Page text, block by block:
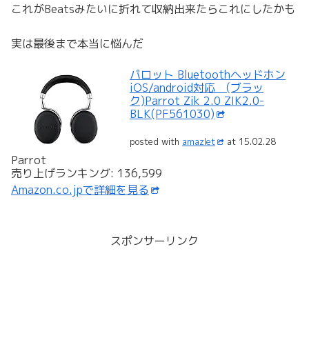
これがBeatsみたいに折れて収納出来たらこれにしたかも
実は最後まで本当に悩んだ
パロット Bluetoothヘッドホン
iOS/android対応 (ブラッ
ク)Parrot Zik 2.0 ZIK2.0-
BLK(PF561030)
posted with amazlet at 15.02.28
Parrot
売り上げランキング: 136,599
Amazon.co.jpで詳細を見る
スポンサーリンク